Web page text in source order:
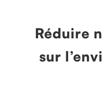
Réduire
sur